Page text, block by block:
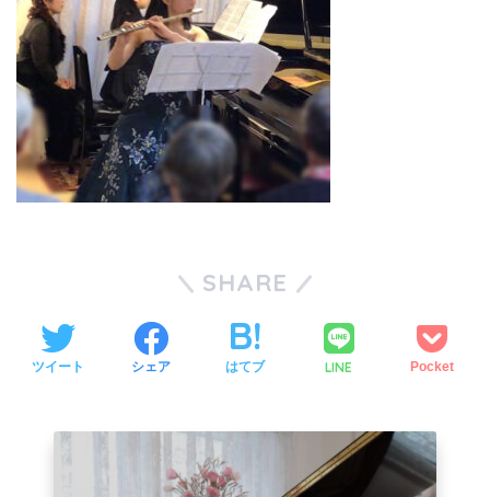
SHARE
ツイート シェア はてブ LINE Pocket